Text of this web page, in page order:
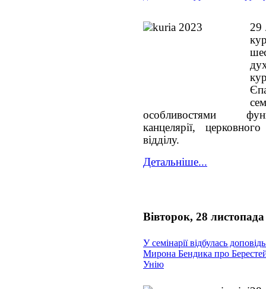
29
особливостями
канцелярії,
відділу.
Детальніше...
Вівторок, 28
У семінарії відбулась
Мирона Бендика про
Унію